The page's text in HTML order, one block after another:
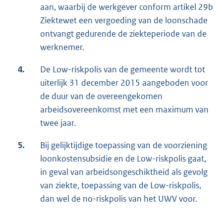
aan, waarbij de werkgever conform artikel 29b
Ziektewet een vergoeding van de loonschade
ontvangt gedurende de ziekteperiode van de
werknemer.
4.
De Low-riskpolis van de gemeente wordt tot
uiterlijk 31 december 2015 aangeboden voor
de duur van de overeengekomen
arbeidsovereenkomst met een maximum van
twee jaar.
5.
Bij gelijktijdige toepassing van de voorziening
loonkostensubsidie en de Low-riskpolis gaat,
in geval van arbeidsongeschiktheid als gevolg
van ziekte, toepassing van de Low-riskpolis,
dan wel de no-riskpolis van het UWV voor.